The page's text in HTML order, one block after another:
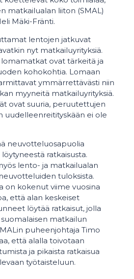
matkailualan liiton (SMAL)
Mäki-Fränti.
lentojen jatkuvat
nyt matkailuyrityksiä.
ovat tärkeitä ja
kohokohtia. Lomaan
ymmärrettävästi niin
myyneitä matkailuyrityksiä.
ovat suuria, peruutettujen
uudelleenreitityskään ei ole
neuvotteluosapuolia
ratkaisusta.
lento- ja matkailualan
tuloksista.
on kokenut viime vuosina
että alan keskeiset
löytää ratkaisut, jolla
matkailun
puheenjohtaja Timo
että alalla toivotaan
ja pikaista ratkaisua
työtaisteluun.